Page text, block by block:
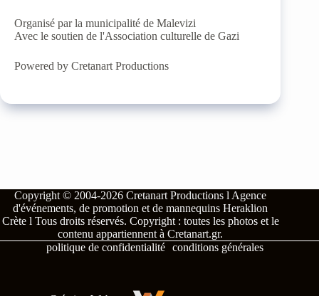
Organisé par la municipalité de Malevizi
Avec le soutien de l'Association culturelle de Gazi
Powered by Cretanart Productions
Copyright © 2004-2026Cretanart Productions l Agence
d'événements, de promotion et de mannequins Heraklion
Crète l Tous droits réservés. Copyright : toutes les photos et le
contenu appartiennent àCretanart.gr.
politique de confidentialité
conditions générales